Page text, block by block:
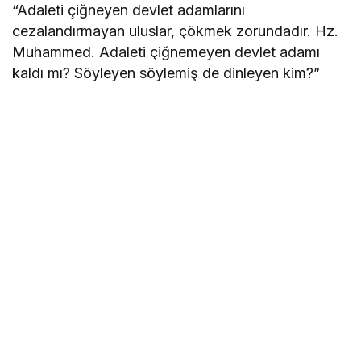
“Adaleti çiğneyen devlet adamlarını
cezalandırmayan uluslar, çökmek zorundadır. Hz.
Muhammed. Adaleti çiğnemeyen devlet adamı
kaldı mı? Söyleyen söylemiş de dinleyen kim?”